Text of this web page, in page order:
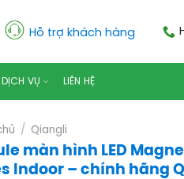
Hỗ trợ khách hàng
DỊCH VỤ LIÊN HỆ
/ Qiangli
màn hình LED
Indoor – chính hãng